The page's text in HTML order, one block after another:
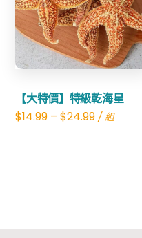
【大特價】特級乾海星
$14.99 –$24.99 / 組
Share